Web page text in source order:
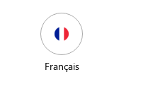
Français